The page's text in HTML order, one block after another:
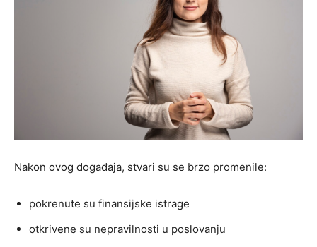
Nakon ovog događaja, stvari su se brzo promenile:
pokrenute su finansijske istrage
otkrivene su nepravilnosti u poslovanju